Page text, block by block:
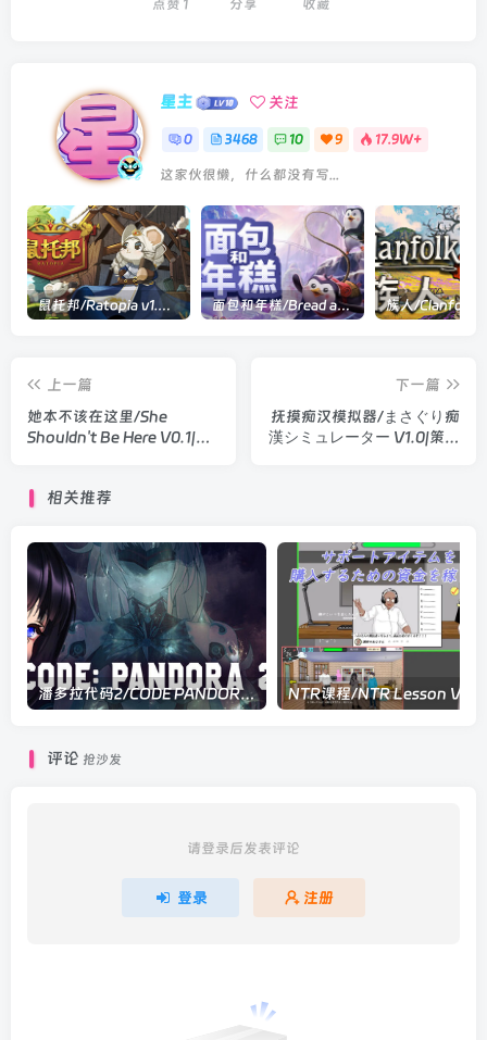
点赞 1 分享 收藏
星主 关注
0 3468 10 9 17.9W+
这家伙很懒，什么都没有写...
鼠托邦/Ratopia v1.0.0530|策略模拟|容量2.9GB|官方中文版 面包和年糕/Bread and Fred Build.21411256|动作冒险|容量1.1GB|官方中文版
上一篇
她本不该在这里/She
Shouldn't Be Here V0.1|策
下一篇
抚摸痴汉模拟器/まさぐり痴
漢シミュレーター V1.0|策略
相关推荐
潘多拉代码2/CODE PANDORA 2 Build.23377004|动作冒险|容量7.2GB|官方中文版
评论 抢沙发
请登录后发表评论
登录 注册